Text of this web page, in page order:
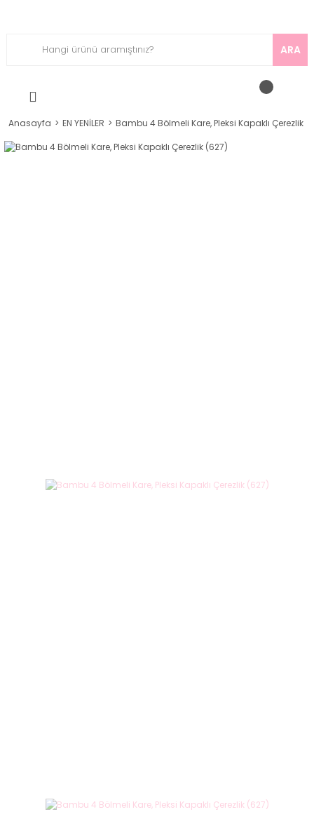
ARA
Anasayfa EN YENİLER Bambu 4 Bölmeli Kare, Pleksi Kapaklı Çerezlik